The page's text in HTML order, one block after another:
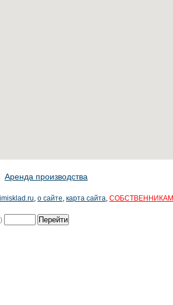
Аренда производства
, о сайте, карта сайта, СОБСТВЕННИКАМ